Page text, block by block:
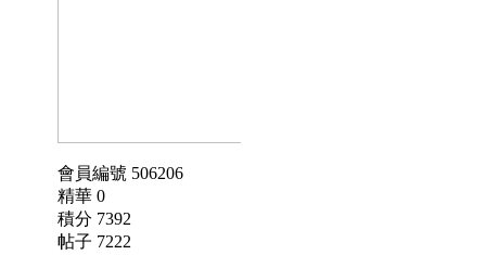
會員編號 506206
精華 0
積分 7392
帖子 7222